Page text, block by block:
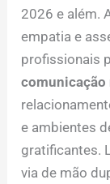
2026 e além.
empatia e
profissionais
comunicação
e ambientes
gratificantes.
via de mão